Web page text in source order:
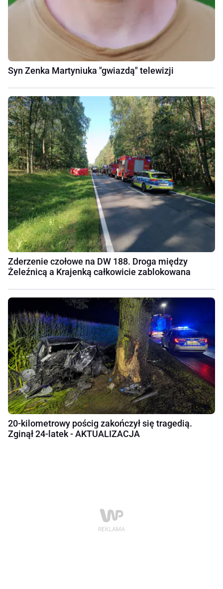
Syn Zenka Martyniuka "gwiazdą" telewizji
Zderzenie czołowe na DW 188. Droga między
Żeleźnicą a Krajenką całkowicie zablokowana
20-kilometrowy pościg zakończył się tragedią.
Zginął 24-latek - AKTUALIZACJA